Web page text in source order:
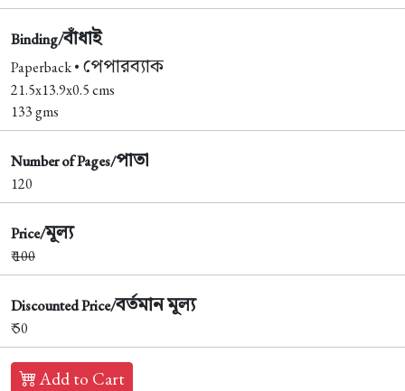
Binding/বাঁধাই
Paperback • পেপারব্যাক
21.5x13.9x0.5 cms
133 gms
Number of Pages/পাতা
120
Price/মূল্য
₹100
Discounted Price/বর্তমান মূল্য
₹ 50
Add to Cart